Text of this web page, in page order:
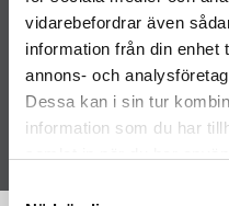
vidarebefordrar även
information från din enhet
annons- och
Dessa kan i sin tur
information som du har
Samtyckesval